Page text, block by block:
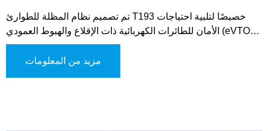
تم تصميم نظام المظلة للطوارئ T193 خصيصًا لتلبية احتياجات
الأمان للطائرات الكهربائية ذات الإقلاع والهبوط العمودي (eVTOL)،
والطائرات متعددة المحركات ذات الارتفاع المنخفض، والمركبات
الجوية المشابهة. يستخدم هذا النظام المتطور آلية طرد الغاز لنشر
مزيد من المعلومات